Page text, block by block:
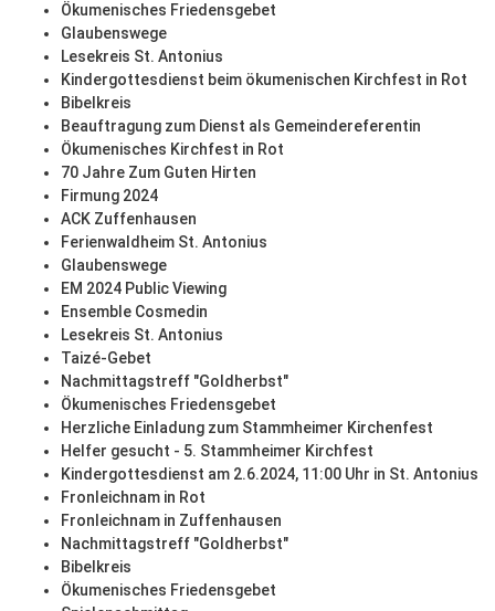
Ökumenisches Friedensgebet
Glaubenswege
Lesekreis St. Antonius
Kindergottesdienst beim ökumenischen Kirchfest in Rot
Bibelkreis
Beauftragung zum Dienst als Gemeindereferentin
Ökumenisches Kirchfest in Rot
70 Jahre Zum Guten Hirten
Firmung 2024
ACK Zuffenhausen
Ferienwaldheim St. Antonius
Glaubenswege
EM 2024 Public Viewing
Ensemble Cosmedin
Lesekreis St. Antonius
Taizé-Gebet
Nachmittagstreff "Goldherbst"
Ökumenisches Friedensgebet
Herzliche Einladung zum Stammheimer Kirchenfest
Helfer gesucht - 5. Stammheimer Kirchfest
Kindergottesdienst am 2.6.2024, 11:00 Uhr in St. Antonius
Fronleichnam in Rot
Fronleichnam in Zuffenhausen
Nachmittagstreff "Goldherbst"
Bibelkreis
Ökumenisches Friedensgebet